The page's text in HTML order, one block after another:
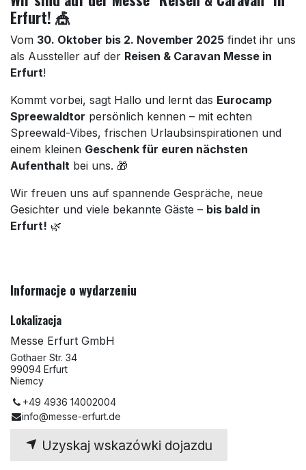
Erfurt! 🎪
Vom 30. Oktober bis 2. November 2025 findet ihr uns
als Aussteller auf der Reisen & Caravan Messe in
Erfurt!
Kommt vorbei, sagt Hallo und lernt das Eurocamp
Spreewaldtor persönlich kennen – mit echten
Spreewald-Vibes, frischen Urlaubsinspirationen und
einem kleinen Geschenk für euren nächsten
Aufenthalt bei uns. 🎁
Wir freuen uns auf spannende Gespräche, neue
Gesichter und viele bekannte Gäste – bis bald in
Erfurt! 🌿
Informacje o wydarzeniu
Lokalizacja
Messe Erfurt GmbH
Gothaer Str. 34
99094 Erfurt
Niemcy
+49 4936 14002004
info@messe-erfurt.de
Uzyskaj wskazówki dojazdu